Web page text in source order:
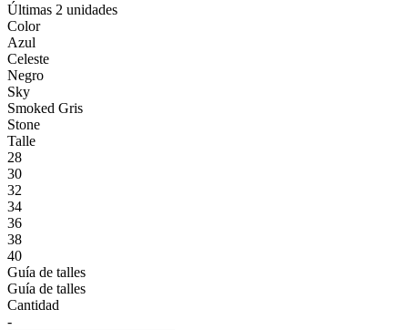
Últimas 2 unidades
Color
Azul
Celeste
Negro
Sky
Smoked Gris
Stone
Talle
28
30
32
34
36
38
40
Guía de talles
Guía de talles
Cantidad
-